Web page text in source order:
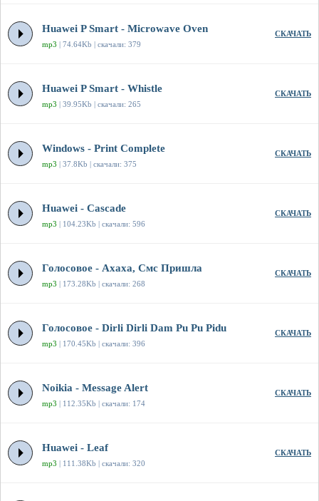
Huawei P Smart - Microwave Oven
mp3 | 74.64Kb | скачали: 379
СКАЧАТЬ
Huawei P Smart - Whistle
mp3 | 39.95Kb | скачали: 265
СКАЧАТЬ
Windows - Print Complete
mp3 | 37.8Kb | скачали: 375
СКАЧАТЬ
Huawei - Cascade
mp3 | 104.23Kb | скачали: 596
СКАЧАТЬ
Голосовое - Ахаха, Смс Пришла
mp3 | 173.28Kb | скачали: 268
СКАЧАТЬ
Голосовое - Dirli Dirli Dam Pu Pu Pidu
mp3 | 170.45Kb | скачали: 396
СКАЧАТЬ
Noikia - Message Alert
mp3 | 112.35Kb | скачали: 174
СКАЧАТЬ
Huawei - Leaf
mp3 | 111.38Kb | скачали: 320
СКАЧАТЬ